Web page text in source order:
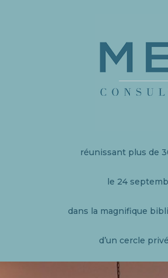
réunissant plus de
le 24
dans la magnifique
d’un cercle